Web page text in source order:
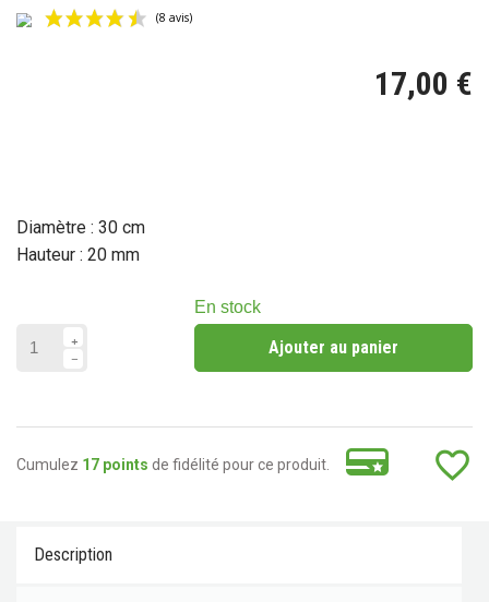
17,00 €
Diamètre : 30 cm
Hauteur : 20 mm
En stock
Ajouter au panier
favorite_border
Cumulez 17 points de fidélité pour ce produit.
Description